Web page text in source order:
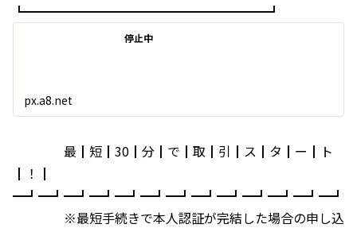
┗━━━━━━━━━━━━━━━━━━━┛
停止中
px.a8.net
最┃短┃30┃分┃で┃取┃引┃ス┃タ┃ー┃ト
┃！┃
━┛━┛━┛━┛━┛━┛━┛━┛━┛━┛━┛━┛━┛
※最短手続きで本人認証が完結した場合の申し込